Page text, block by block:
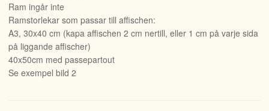
Ram ingår inte
Ramstorlekar som passar till affischen:
A3, 30x40 cm (kapa affischen 2 cm nertill, eller 1 cm på varje sida
på liggande affischer)
40x50cm med passepartout
Se exempel bild 2